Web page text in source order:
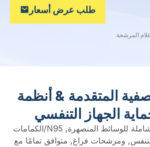
طلب عرض أسعار
المرشحة
المتقدمة & أنظمة
الجهاز التنفسي
مجموعة اختبارات شاملة للوسائط المنصهرة, N95/الكمامات
ومرشحات فراغ, متوافق تمامًا مع